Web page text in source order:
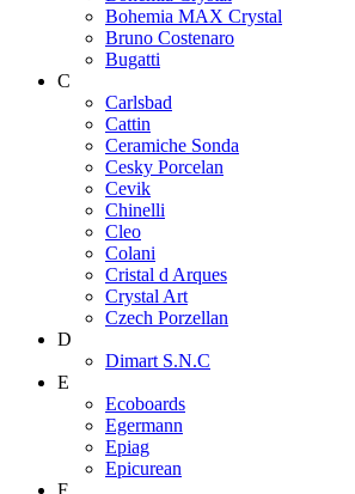
Bohemia MAX Crystal
Bruno Costenaro
Bugatti
C
Carlsbad
Cattin
Ceramiche Sonda
Cesky Porcelan
Cevik
Chinelli
Cleo
Colani
Cristal d Arques
Crystal Art
Czech Porzellan
D
Dimart S.N.C
E
Ecoboards
Egermann
Epiag
Epicurean